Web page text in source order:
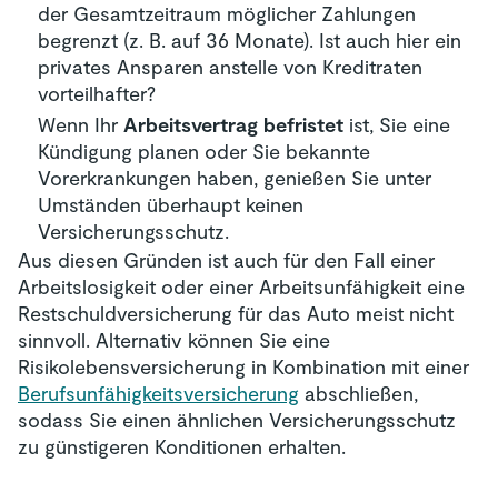
der Gesamtzeitraum möglicher Zahlungen
begrenzt (z. B. auf 36 Monate). Ist auch hier ein
privates Ansparen anstelle von Kreditraten
vorteilhafter?
Wenn Ihr Arbeitsvertrag befristet ist, Sie eine
Kündigung planen oder Sie bekannte
Vorerkrankungen haben, genießen Sie unter
Umständen überhaupt keinen
Versicherungsschutz.
Aus diesen Gründen ist auch für den Fall einer
Arbeitslosigkeit oder einer Arbeitsunfähigkeit eine
Restschuldversicherung für das Auto meist nicht
sinnvoll. Alternativ können Sie eine
Risikolebensversicherung in Kombination mit einer
Berufsunfähigkeitsversicherung abschließen,
sodass Sie einen ähnlichen Versicherungsschutz
zu günstigeren Konditionen erhalten.